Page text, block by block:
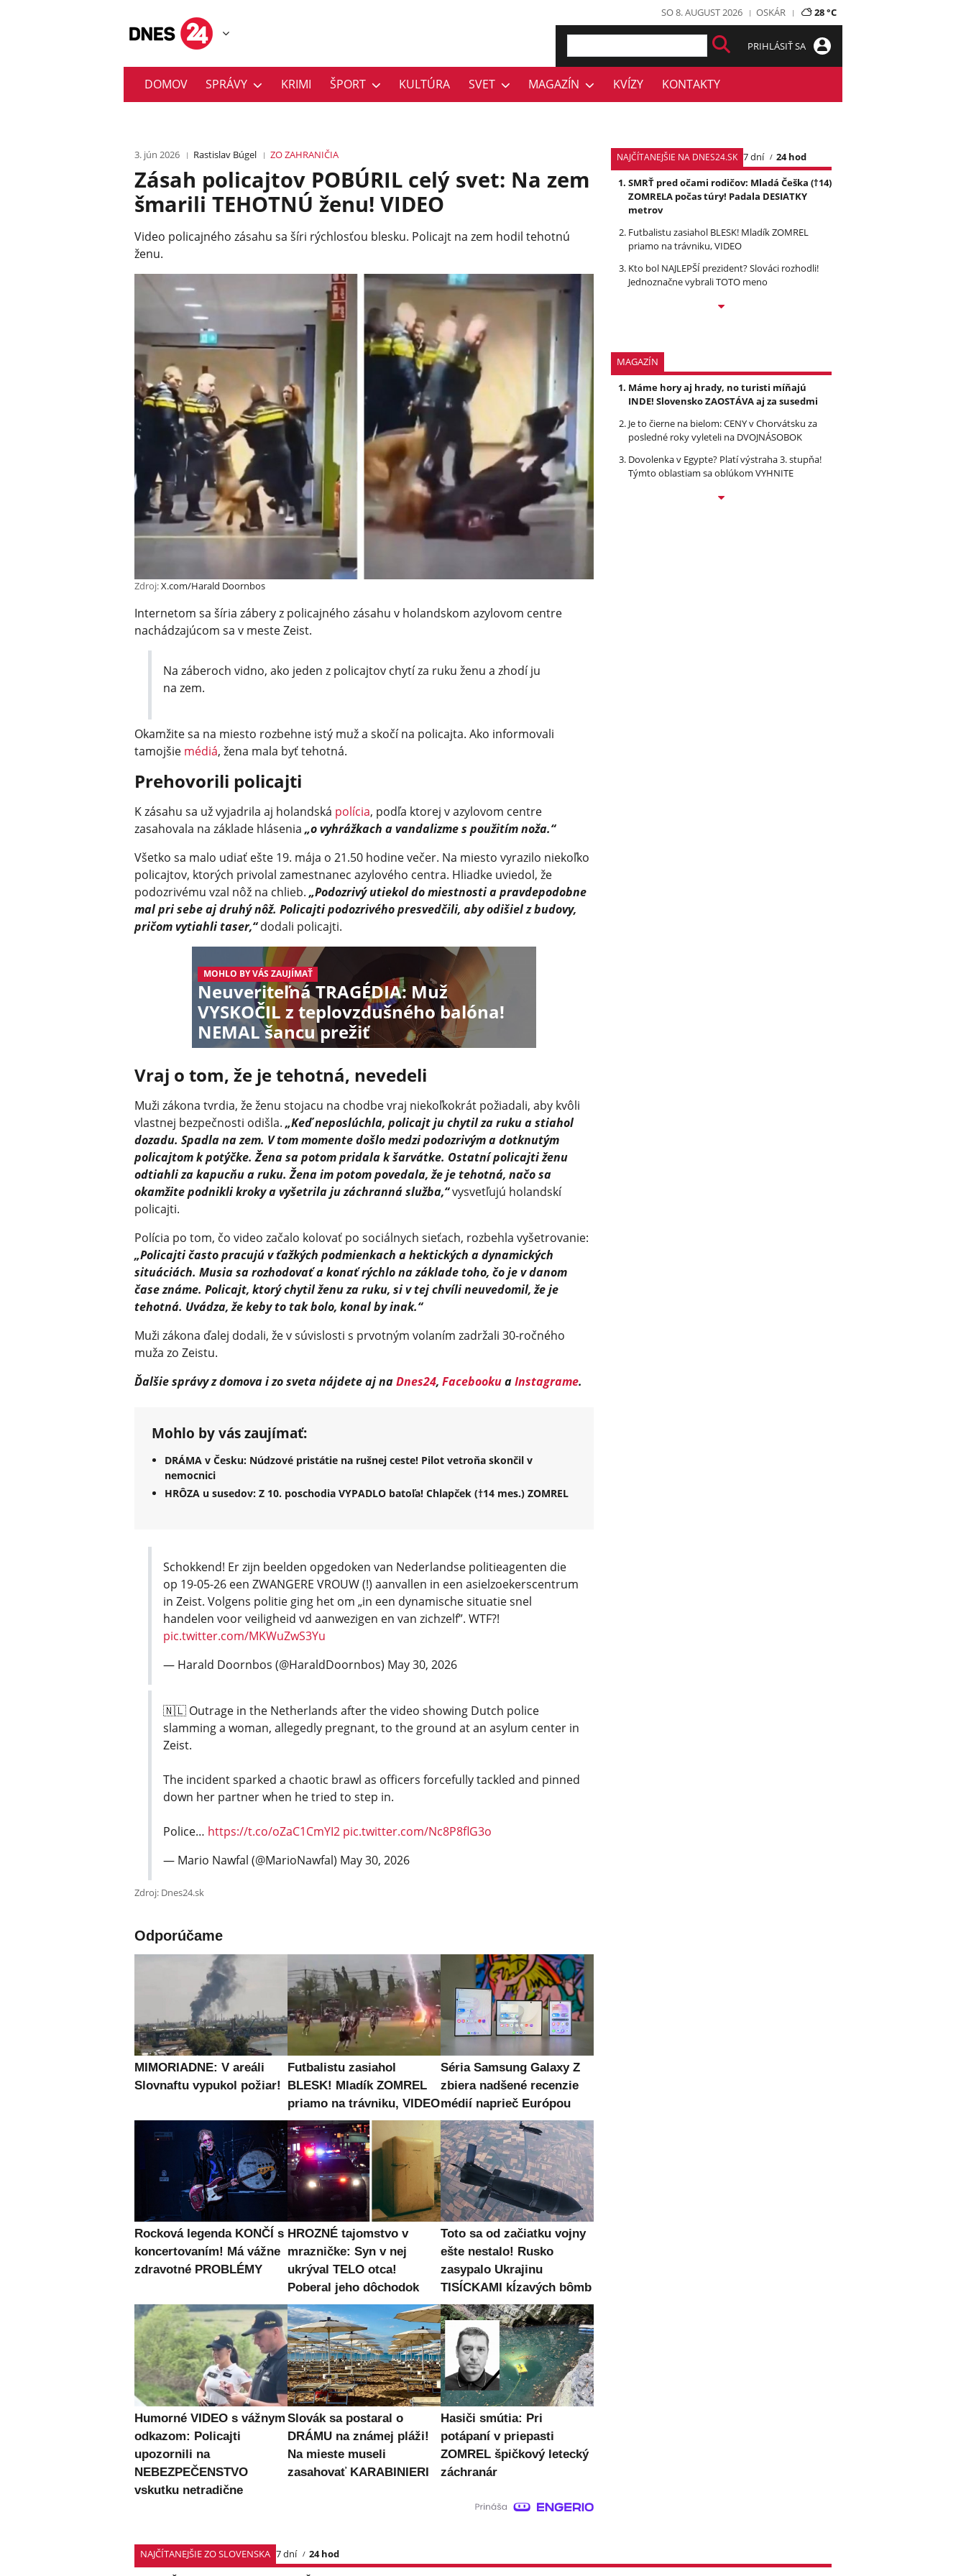
SO 8. AUGUST 2026 OSKÁR 28 °C
PRIHLÁSIŤ SA
DOMOV SPRÁVY KRIMI ŠPORT KULTÚRA SVET MAGAZÍN KVÍZY KONTAKTY
3. jún 2026 Rastislav Búgel ZO ZAHRANIČIA
Zásah policajtov POBÚRIL celý svet: Na zem
šmarili TEHOTNÚ ženu! VIDEO
Video policajného zásahu sa šíri rýchlosťou blesku. Policajt na zem hodil tehotnú
ženu.
Zdroj:X.com/Harald Doornbos
Internetom sa šíria zábery z policajného zásahu v holandskom azylovom centre
nachádzajúcom sa v meste Zeist.
Na záberoch vidno, ako jeden z policajtov chytí za ruku ženu a zhodí ju
na zem.
Okamžite sa na miesto rozbehne istý muž a skočí na policajta. Ako informovali
tamojšie médiá, žena mala byť tehotná.
Prehovorili policajti
K zásahu sa už vyjadrila aj holandská polícia, podľa ktorej v azylovom centre
zasahovala na základe hlásenia „o vyhrážkach a vandalizme s použitím noža.“
Všetko sa malo udiať ešte 19. mája o 21.50 hodine večer. Na miesto vyrazilo niekoľko
policajtov, ktorých privolal zamestnanec azylového centra. Hliadke uviedol, že
podozrivému vzal nôž na chlieb. „Podozrivý utiekol do miestnosti a pravdepodobne
mal pri sebe aj druhý nôž. Policajti podozrivého presvedčili, aby odišiel z budovy,
pričom vytiahli taser,“dodali policajti.
MOHLO BY VÁS ZAUJÍMAŤ
Neuveriteľná TRAGÉDIA: Muž
VYSKOČIL z teplovzdušného balóna!
NEMAL šancu prežiť
Vraj o tom, že je tehotná, nevedeli
Muži zákona tvrdia, že ženu stojacu na chodbe vraj niekoľkokrát požiadali, aby kvôli
vlastnej bezpečnosti odišla. „Keď neposlúchla, policajt ju chytil za ruku a stiahol
dozadu. Spadla na zem. V tom momente došlo medzi podozrivým a dotknutým
policajtom k potýčke. Žena sa potom pridala k šarvátke. Ostatní policajti ženu
odtiahli za kapucňu a ruku. Žena im potom povedala, že je tehotná, načo sa
okamžite podnikli kroky a vyšetrila ju záchranná služba,“vysvetľujú holandskí
policajti.
Polícia po tom, čo video začalo kolovať po sociálnych sieťach, rozbehla vyšetrovanie:
„Policajti často pracujú v ťažkých podmienkach a hektických a dynamických
situáciách. Musia sa rozhodovať a konať rýchlo na základe toho, čo je v danom
čase známe. Policajt, ​​ ktorý chytil ženu za ruku, si v tej chvíli neuvedomil, že je
tehotná. Uvádza, že keby to tak bolo, konal by inak.“
Muži zákona ďalej dodali, že v súvislosti s prvotným volaním zadržali 30-ročného
muža zo Zeistu.
Ďalšie správy z domova i zo sveta nájdete aj naDnes24, FacebookuaInstagrame.
Mohlo by vás zaujímať:
DRÁMA v Česku: Núdzové pristátie na rušnej ceste! Pilot vetroňa skončil v
nemocnici
HRÔZA u susedov: Z 10. poschodia VYPADLO batoľa! Chlapček (†14 mes.) ZOMREL
Schokkend! Er zijn beelden opgedoken van Nederlandse politieagenten die
op 19-05-26 een ZWANGERE VROUW (!) aanvallen in een asielzoekerscentrum
in Zeist. Volgens politie ging het om „in een dynamische situatie snel
handelen voor veiligheid vd aanwezigen en van zichzelf”. WTF?!
pic.twitter.com/MKWuZwS3Yu
— Harald Doornbos (@HaraldDoornbos) May 30, 2026
🇳🇱 Outrage in the Netherlands after the video showing Dutch police
slamming a woman, allegedly pregnant, to the ground at an asylum center in
Zeist.
The incident sparked a chaotic brawl as officers forcefully tackled and pinned
down her partner when he tried to step in.
Police… https://t.co/oZaC1CmYI2 pic.twitter.com/Nc8P8flG3o
— Mario Nawfal (@MarioNawfal) May 30, 2026
Zdroj: Dnes24.sk
Odporúčame
MIMORIADNE: V areáli
Slovnaftu vypukol požiar!
Futbalistu zasiahol
BLESK! Mladík ZOMREL
priamo na trávniku, VIDEO
Séria Samsung Galaxy Z
zbiera nadšené recenzie
médií naprieč Európou
Rocková legenda KONČÍ s
koncertovaním! Má vážne
zdravotné PROBLÉMY
HROZNÉ tajomstvo v
mrazničke: Syn v nej
ukrýval TELO otca!
Poberal jeho dôchodok
Toto sa od začiatku vojny
ešte nestalo! Rusko
zasypalo Ukrajinu
TISÍCKAMI kĺzavých bômb
Humorné VIDEO s vážnym
odkazom: Policajti
upozornili na
NEBEZPEČENSTVO
vskutku netradične
Slovák sa postaral o
DRÁMU na známej pláži!
Na mieste museli
zasahovať KARABINIERI
Hasiči smútia: Pri
potápaní v priepasti
ZOMREL špičkový letecký
záchranár
NAJČÍTANEJŠIE NA DNES24.SK 7 dní
24 hod
SMRŤ pred očami rodičov: Mladá Češka (†14)
ZOMRELA počas túry! Padala DESIATKY
metrov
Futbalistu zasiahol BLESK! Mladík ZOMREL
priamo na trávniku, VIDEO
Kto bol NAJLEPŠÍ prezident? Slováci rozhodli!
Jednoznačne vybrali TOTO meno
MAGAZÍN
Máme hory aj hrady, no turisti míňajú
INDE! Slovensko ZAOSTÁVA aj za susedmi
Je to čierne na bielom: CENY v Chorvátsku za
posledné roky vyleteli na DVOJNÁSOBOK
Dovolenka v Egypte? Platí výstraha 3. stupňa!
Týmto oblastiam sa oblúkom VYHNITE
NAJČÍTANEJŠIE ZO SLOVENSKA 7 dní
24 hod